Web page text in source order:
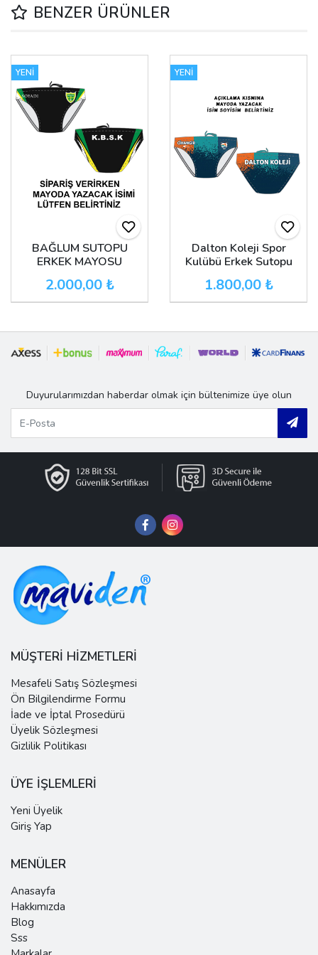
BENZER ÜRÜNLER
BAĞLUM SUTOPU
ERKEK MAYOSU
2.000,00 ₺
YENİ
Dalton Koleji Spor
Kulübü Erkek Sutopu
1.800,00 ₺
YENİ
Duyurularımızdan haberdar olmak için bültenimize üye olun
MÜŞTERİ HİZMETLERİ
Mesafeli Satış Sözleşmesi
Ön Bilgilendirme Formu
İade ve İptal Prosedürü
Üyelik Sözleşmesi
Gizlilik Politikası
ÜYE İŞLEMLERİ
Yeni Üyelik
Giriş Yap
MENÜLER
Anasayfa
Hakkımızda
Blog
Sss